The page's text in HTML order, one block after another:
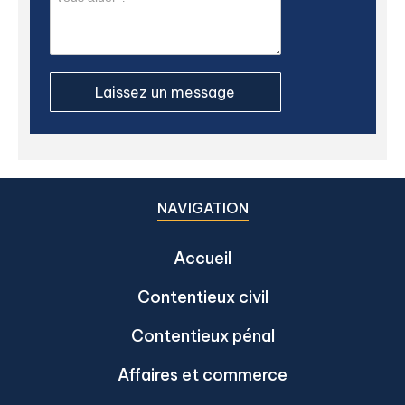
NAVIGATION
Accueil
Contentieux civil
Contentieux pénal
Affaires et commerce